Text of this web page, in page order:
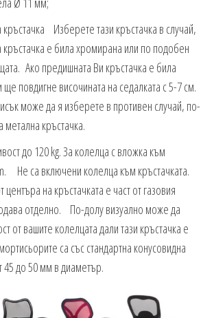
Изберете тази кръстачка в случай,
е била хромирана или по подобен
Ако предишната Ви кръстачка е била
ще повдигне височината на седалката с 5-7 см.
може да я изберете в противен случай, по-
кръстачка.
до 120 kg. За колелца с вложка към
Не са включени колелца към кръстачката.
на кръстачката е част от газовия
отделно. По-долу визуално може да
от вашите колелцата дали тази кръстачка е
са със стандартна конусовидна
45 до 50 мм в диаметър.